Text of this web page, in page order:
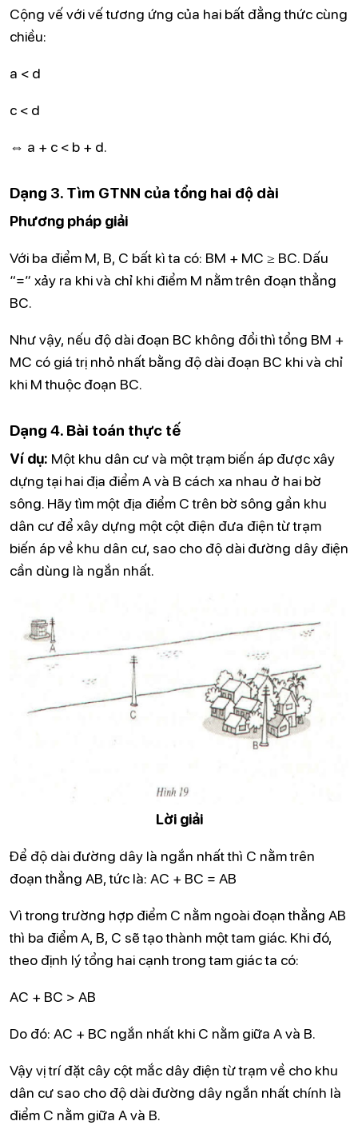
Cộng vế với vế tương ứng của hai bất đẳng thức cùng
chiều:
a < d
c < d
⇔ a + c < b + d.
Dạng 3. Tìm GTNN của tổng hai độ dài
Phương pháp giải
Với ba điểm M, B, C bất kì ta có: BM + MC ≥ BC. Dấu
“=” xảy ra khi và chỉ khi điểm M nằm trên đoạn thẳng
BC.
Như vậy, nếu độ dài đoạn BC không đổi thì tổng BM +
MC có giá trị nhỏ nhất bằng độ dài đoạn BC khi và chỉ
khi M thuộc đoạn BC.
Dạng 4. Bài toán thực tế
Ví dụ: Một khu dân cư và một trạm biến áp được xây
dựng tại hai địa điểm A và B cách xa nhau ở hai bờ
sông. Hãy tìm một địa điểm C trên bờ sông gần khu
dân cư để xây dựng một cột điện đưa điện từ trạm
biến áp về khu dân cư, sao cho độ dài đường dây điện
cần dùng là ngắn nhất.
Lời giải
Để độ dài đường dây là ngắn nhất thì C nằm trên
đoạn thẳng AB, tức là: AC + BC = AB
Vì trong trường hợp điểm C nằm ngoài đoạn thẳng AB
thì ba điểm A, B, C sẽ tạo thành một tam giác. Khi đó,
theo định lý tổng hai cạnh trong tam giác ta có:
AC + BC > AB
Do đó: AC + BC ngắn nhất khi C nằm giữa A và B.
Vậy vị trí đặt cây cột mắc dây điện từ trạm về cho khu
dân cư sao cho độ dài đường dây ngắn nhất chính là
điểm C nằm giữa A và B.